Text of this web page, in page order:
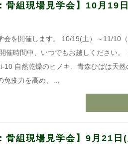
骨組現場見学会】10月19
会を開催します。 10/19(土）～11/10
催時間中、いつでもお越しください
10 自然乾燥のヒノキ、青森ひばは天
免疫力を高め、…
骨組現場見学会】9月21